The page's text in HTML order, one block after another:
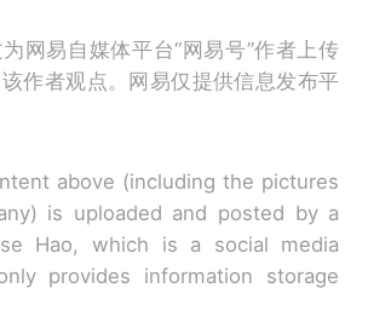
网易自媒体平台“网易号”作者上传
作者观点。网易仅提供信息发布平
above (including the pictures
is uploaded and posted by a
Hao, which is a social media
provides information storage